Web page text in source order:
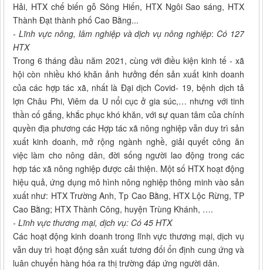
Hải, HTX chế biến gỗ Sông Hiến, HTX Ngôi Sao sáng, HTX
Thành Đạt thành phố Cao Bằng...
- Lĩnh vực nông, lâm nghiệp và dịch vụ nông nghiệp: Có 127
HTX
Trong 6 tháng đầu năm 2021, cùng với điều kiện kinh tế - xã
hội còn nhiều khó khăn ảnh hưởng đến sản xuất kinh doanh
của các hợp tác xã, nhất là Đại dịch Covid- 19, bệnh dịch tả
lợn Châu Phi, Viêm da U nổi cục ở gia súc,… nhưng với tinh
thần cố gắng, khắc phục khó khăn, với sự quan tâm của chính
quyền địa phương các Hợp tác xã nông nghiệp vẫn duy trì sản
xuất kinh doanh, mở rộng ngành nghề, giải quyết công ăn
việc làm cho nông dân, đời sống người lao động trong các
hợp tác xã nông nghiệp được cải thiện. Một số HTX hoạt động
hiệu quả, ứng dụng mô hình nông nghiệp thông minh vào sản
xuất như: HTX Trường Anh, Tp Cao Bằng, HTX Lộc Rừng, TP
Cao Bằng; HTX Thành Công, huyện Trùng Khánh, ….
- Lĩnh vực thương mại, dịch vụ: Có 45 HTX
Các hoạt động kinh doanh trong lĩnh vực thương mại, dịch vụ
vẫn duy trì hoạt động sản xuất tương đối ổn định cung ứng và
luân chuyển hàng hóa ra thị trường đáp ứng người dân.